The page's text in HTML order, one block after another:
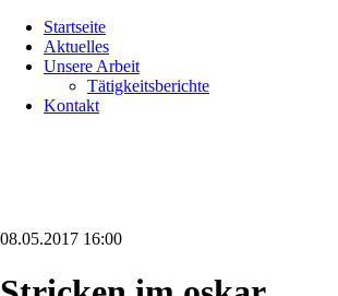
überspringen
Startseite
Aktuelles
Unsere Arbeit
Tätigkeitsberichte
Kontakt
08.05.2017 16:00